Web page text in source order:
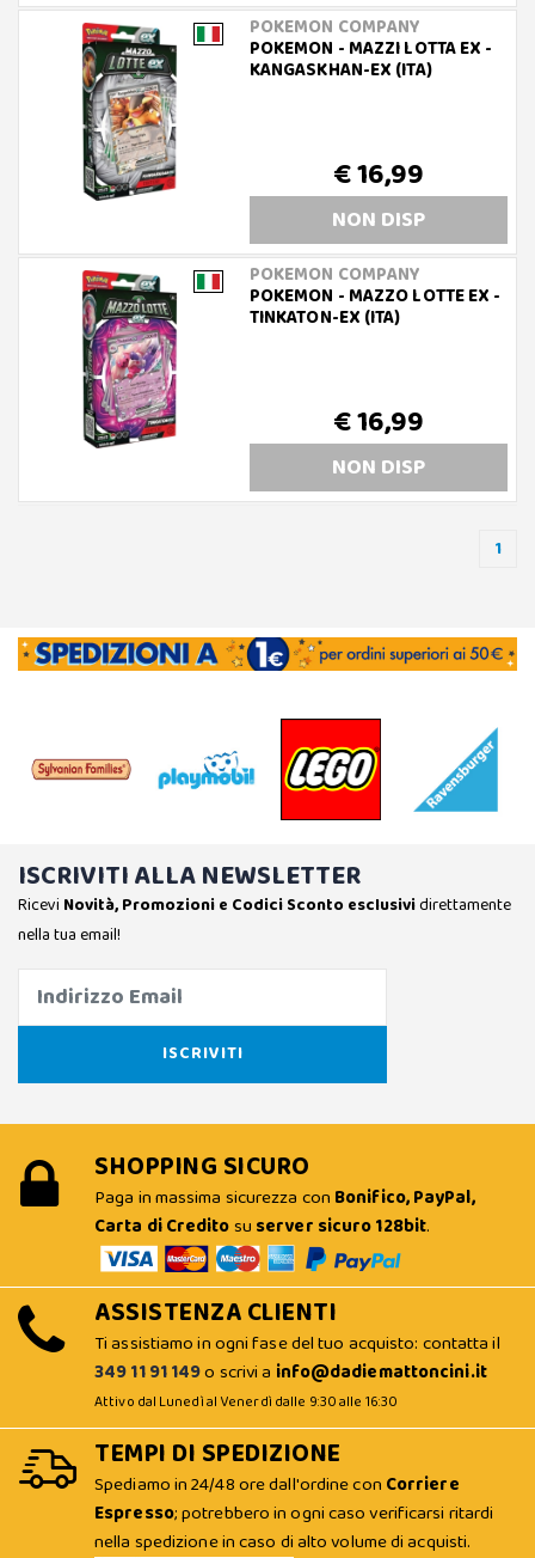
POKEMON COMPANY
POKEMON - MAZZI LOTTA EX -
KANGASKHAN-EX (ITA)
€ 16,99
NON DISP
POKEMON COMPANY
POKEMON - MAZZO LOTTE EX -
TINKATON-EX (ITA)
€ 16,99
NON DISP
1
ISCRIVITI ALLA NEWSLETTER
Ricevi Novità, Promozioni e Codici Sconto esclusividirettamente
nella tua email!
SHOPPING SICURO
Paga in massima sicurezza con Bonifico, PayPal,
Carta di Creditosu server sicuro 128bit.
ASSISTENZA CLIENTI
Ti assistiamo in ogni fase del tuo acquisto: contatta il
349 11 91 149o scrivi a info@dadiemattoncini.it
Attivo dal Lunedì al Venerdì dalle 9:30 alle 16:30
TEMPI DI SPEDIZIONE
Spediamo in 24/48 ore dall'ordine con Corriere
Espresso; potrebbero in ogni caso verificarsi ritardi
nella spedizione in caso di alto volume di acquisti.